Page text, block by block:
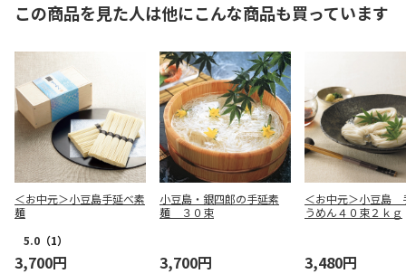
この商品を見た人は他にこんな商品も買っています
＜お中元＞小豆島手延べ素
麺
5.0 （1）
3,700円
小豆島・銀四郎の手延素
麺 ３０束
3,700円
＜お中元＞小豆島
うめん４０束２ｋｇ
3,480円